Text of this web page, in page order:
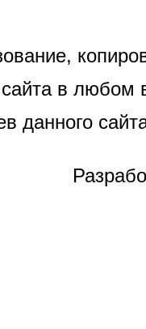
в любом
данного